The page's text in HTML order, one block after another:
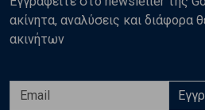
ακίνητα, αναλύσεις και διάφορα
ακινήτων